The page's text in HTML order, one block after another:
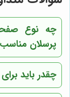
چه نوع
پرسلان
چقدر باید